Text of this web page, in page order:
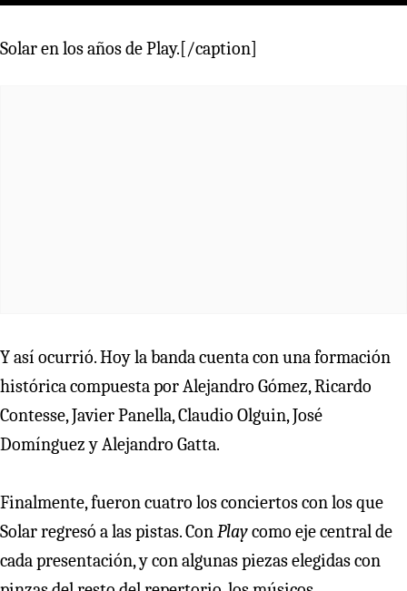
Solar en los años de Play.[/caption]
Y así ocurrió. Hoy la banda cuenta con una formación
histórica compuesta por Alejandro Gómez, Ricardo
Contesse, Javier Panella, Claudio Olguin, José
Domínguez y Alejandro Gatta.
Finalmente, fueron cuatro los conciertos con los que
Solar regresó a las pistas. ConPlaycomo eje central de
cada presentación, y con algunas piezas elegidas con